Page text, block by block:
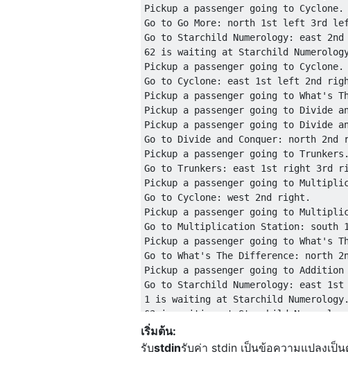
Pickup a passenger going to Cyclone.
Go to Go More: north 1st left 3rd
Go to Starchild Numerology: east
62 is waiting at Starchild
Pickup a passenger going to Cyclone.
Go to Cyclone: east 1st left 2nd
Pickup a passenger going to What's
Pickup a passenger going to Divide
Pickup a passenger going to Divide
Go to Divide and Conquer: north
Pickup a passenger going to Trunkers.
Go to Trunkers: east 1st right 3rd
Pickup a passenger going to
Go to Cyclone: west 2nd right.
Pickup a passenger going to
Go to Multiplication Station:
Pickup a passenger going to What's
Go to What's The Difference:
Pickup a passenger going to
Go to Starchild Numerology: east
1 is waiting at Starchild Numerology.
63 is waiting at Starchild
Pickup a passenger going to Addition
Pickup a passenger going to The
เริ่มต้น:
รับstdinรับค่า stdin เป็นข้อความแปลงเป็